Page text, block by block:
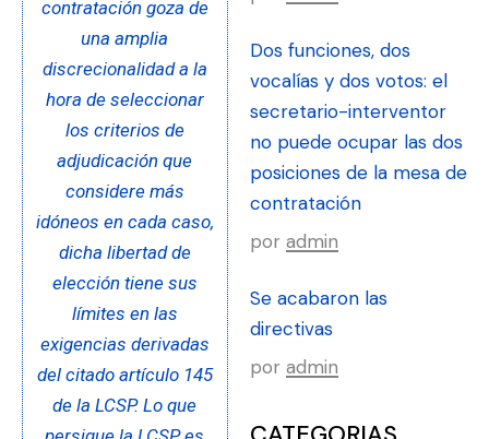
contratación goza de
una amplia
discrecionalidad a la
hora de seleccionar
los criterios de
adjudicación que
considere más
idóneos en cada caso,
dicha libertad de
elección tiene sus
límites en las
exigencias derivadas
del citado artículo 145
de la LCSP. Lo que
Dos funciones, dos
vocalías y dos votos: el
secretario-interventor
no puede ocupar las dos
posiciones de la mesa de
contratación
por admin
Se acabaron las
directivas
por admin